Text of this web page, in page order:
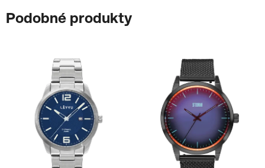
Podobné produkty